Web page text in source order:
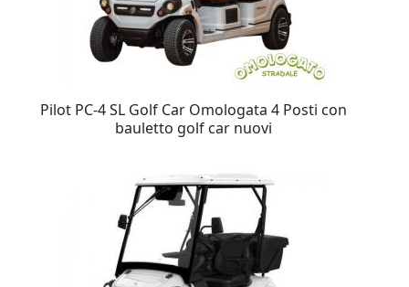
Pilot PC-4 SL Golf Car Omologata 4 Posti con
bauletto golf car nuovi